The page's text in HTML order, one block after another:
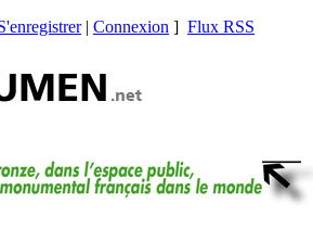
| Connexion ] Flux RSS